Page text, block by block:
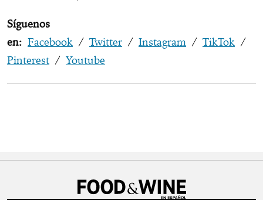
Síguenos
en: Facebook / Twitter / Instagram / TikTok /
Pinterest / Youtube